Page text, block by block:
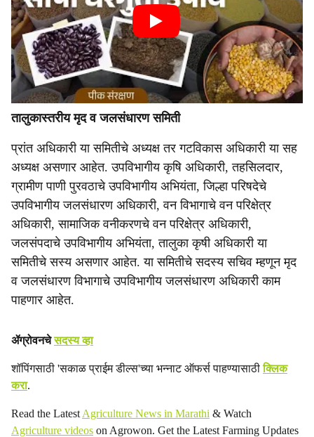
तालुकास्तरीय मृद व जलसंधारण समिती
प्रांत अधिकारी या समितीचे अध्यक्ष तर गटविकास अधिकारी या सह
अध्यक्ष असणार आहेत. उपविभागीय कृषि अधिकारी, तहसिलदार,
ग्रामीण पाणी पुरवठाचे उपविभागीय अभियंता, जिल्हा परिषदेचे
उपविभागीय जलसंधारण अधिकारी, वन विभागाचे वन परिक्षेत्र
अधिकारी, सामाजिक वनीकरणचे वन परिक्षेत्र अधिकारी,
जलसंपदाचे उपविभागीय अभियंता, तालुका कृषी अधिकारी या
समितीचे सस्य असणार आहेत. या समितीचे सदस्य सचिव म्हणून मृद
व जलसंधारण विभागाचे उपविभागीय जलसंधारण अधिकारी काम
पाहणार आहेत.
ॲग्रोवनचेसदस्य व्हा
शॉपिंगसाठी 'सकाळ प्राईम डील्स'च्या भन्नाट ऑफर्स पाहण्यासाठीक्लिक
करा.
Read the Latest Agriculture News in Marathi & Watch
Agriculture videos on Agrowon. Get the Latest Farming Updates